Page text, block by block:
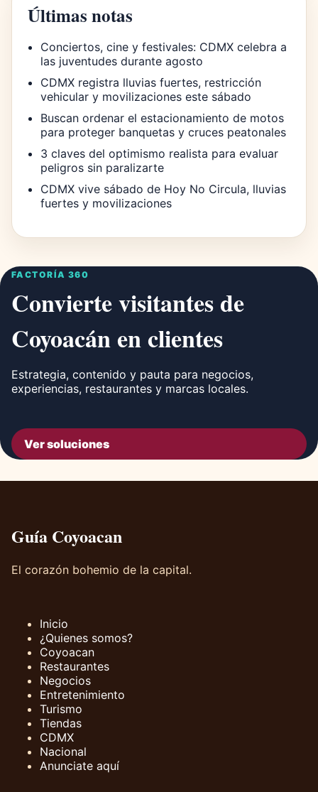
Últimas notas
Conciertos, cine y festivales: CDMX celebra a
las juventudes durante agosto
CDMX registra lluvias fuertes, restricción
vehicular y movilizaciones este sábado
Buscan ordenar el estacionamiento de motos
para proteger banquetas y cruces peatonales
3 claves del optimismo realista para evaluar
peligros sin paralizarte
CDMX vive sábado de Hoy No Circula, lluvias
fuertes y movilizaciones
FACTORÍA 360
Convierte visitantes de
Coyoacán en clientes
Estrategia, contenido y pauta para negocios,
experiencias, restaurantes y marcas locales.
Ver soluciones
Guía Coyoacan
El corazón bohemio de la capital.
Inicio
¿Quienes somos?
Coyoacan
Restaurantes
Negocios
Entretenimiento
Turismo
Tiendas
CDMX
Nacional
Anunciate aquí